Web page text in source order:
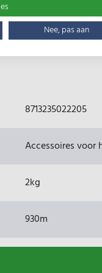
aan de
8713235022205
Accessoires voor
2kg
930m
Nee, pas aan